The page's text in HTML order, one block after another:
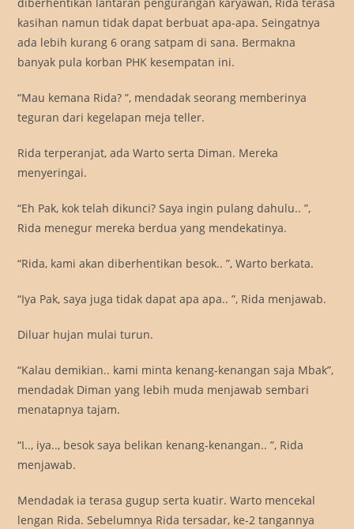
kasihan namun tidak dapat berbuat apa-apa. Seingatnya
ada lebih kurang 6 orang satpam di sana. Bermakna
banyak pula korban PHK kesempatan ini.
“Mau kemana Rida? ”, mendadak seorang memberinya
teguran dari kegelapan meja teller.
Rida terperanjat, ada Warto serta Diman. Mereka
menyeringai.
“Eh Pak, kok telah dikunci? Saya ingin pulang dahulu.. ”,
Rida menegur mereka berdua yang mendekatinya.
“Rida, kami akan diberhentikan besok.. ”, Warto berkata.
“Iya Pak, saya juga tidak dapat apa apa.. ”, Rida menjawab.
Diluar hujan mulai turun.
“Kalau demikian.. kami minta kenang-kenangan saja Mbak”,
mendadak Diman yang lebih muda menjawab sembari
menatapnya tajam.
“I.., iya.., besok saya belikan kenang-kenangan.. ”, Rida
menjawab.
Mendadak ia terasa gugup serta kuatir. Warto mencekal
lengan Rida. Sebelumnya Rida tersadar, ke-2 tangannya